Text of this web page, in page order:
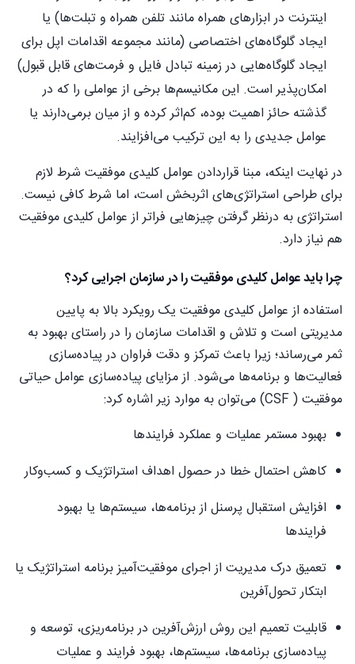
اینترنت در ابزارهای همراه مانند تلفن همراه و تبلت‌ها) یا
ایجاد گلوگاه‌های اختصاصی (مانند مجموعه اقدامات اپل برای
ایجاد گلوگاه‌هایی در زمینه تبادل فایل و فرمت‌های قابل قبول)
امکان‌پذیر است. این مکانیسم‌ها برخی از عواملی را که در
گذشته حائز اهمیت بوده، کم‌اثر کرده و از میان برمی‌دارند یا
عوامل جدیدی را به این ترکیب می‌افزایند.
در نهایت اینکه، مبنا قراردادن عوامل کلیدی موفقیت شرط لازم
برای طراحی استراتژی‌های اثربخش است، اما شرط کافی نیست.
استراتژی به درنظر گرفتن چیزهایی فراتر از عوامل کلیدی موفقیت
هم نیاز دارد.
چرا باید عوامل کلیدی موفقیت را در سازمان اجرایی کرد؟
استفاده از عوامل کلیدی موفقیت یک رویکرد بالا به پایین
مدیریتی است و تلاش و اقدامات سازمان را در راستای بهبود به
ثمر می‌رساند؛ زیرا باعث تمرکز و دقت فراوان در پیاده‌سازی
فعالیت‌ها و برنامه‌ها می‌شود. از مزایای پیاده‌سازی عوامل حیاتی
موفقیت ( CSF) می‌توان به موارد زیر اشاره کرد:
بهبود مستمر عملیات و عملکرد فرایندها
کاهش احتمال خطا در حصول اهداف استراتژیک و کسب‌وکار
افزایش استقبال پرسنل از برنامه‌ها، سیستم‌ها یا بهبود
فرایندها
تعمیق درک مدیریت از اجرای موفقیت‌آمیز برنامه استراتژیک یا
ابتکار تحول‌آفرین
قابلیت تعمیم این روش ارزش‌آفرین در برنامه‌ریزی، توسعه و
پیاده‌سازی برنامه‌ها، سیستم‌ها، بهبود فرایند و عملیات